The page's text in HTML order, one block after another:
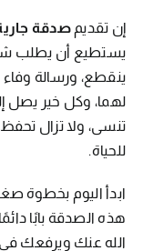
إن تقديمصدقة
يستطيع أن يطلب
ينقطع، ورسالة
لهما، وكل خير يصل
تنسى، ولا تزال
للحياة.
ابدأ اليوم بخطوة
هذه الصدقة بابًا
الله عنك ويرفعك في